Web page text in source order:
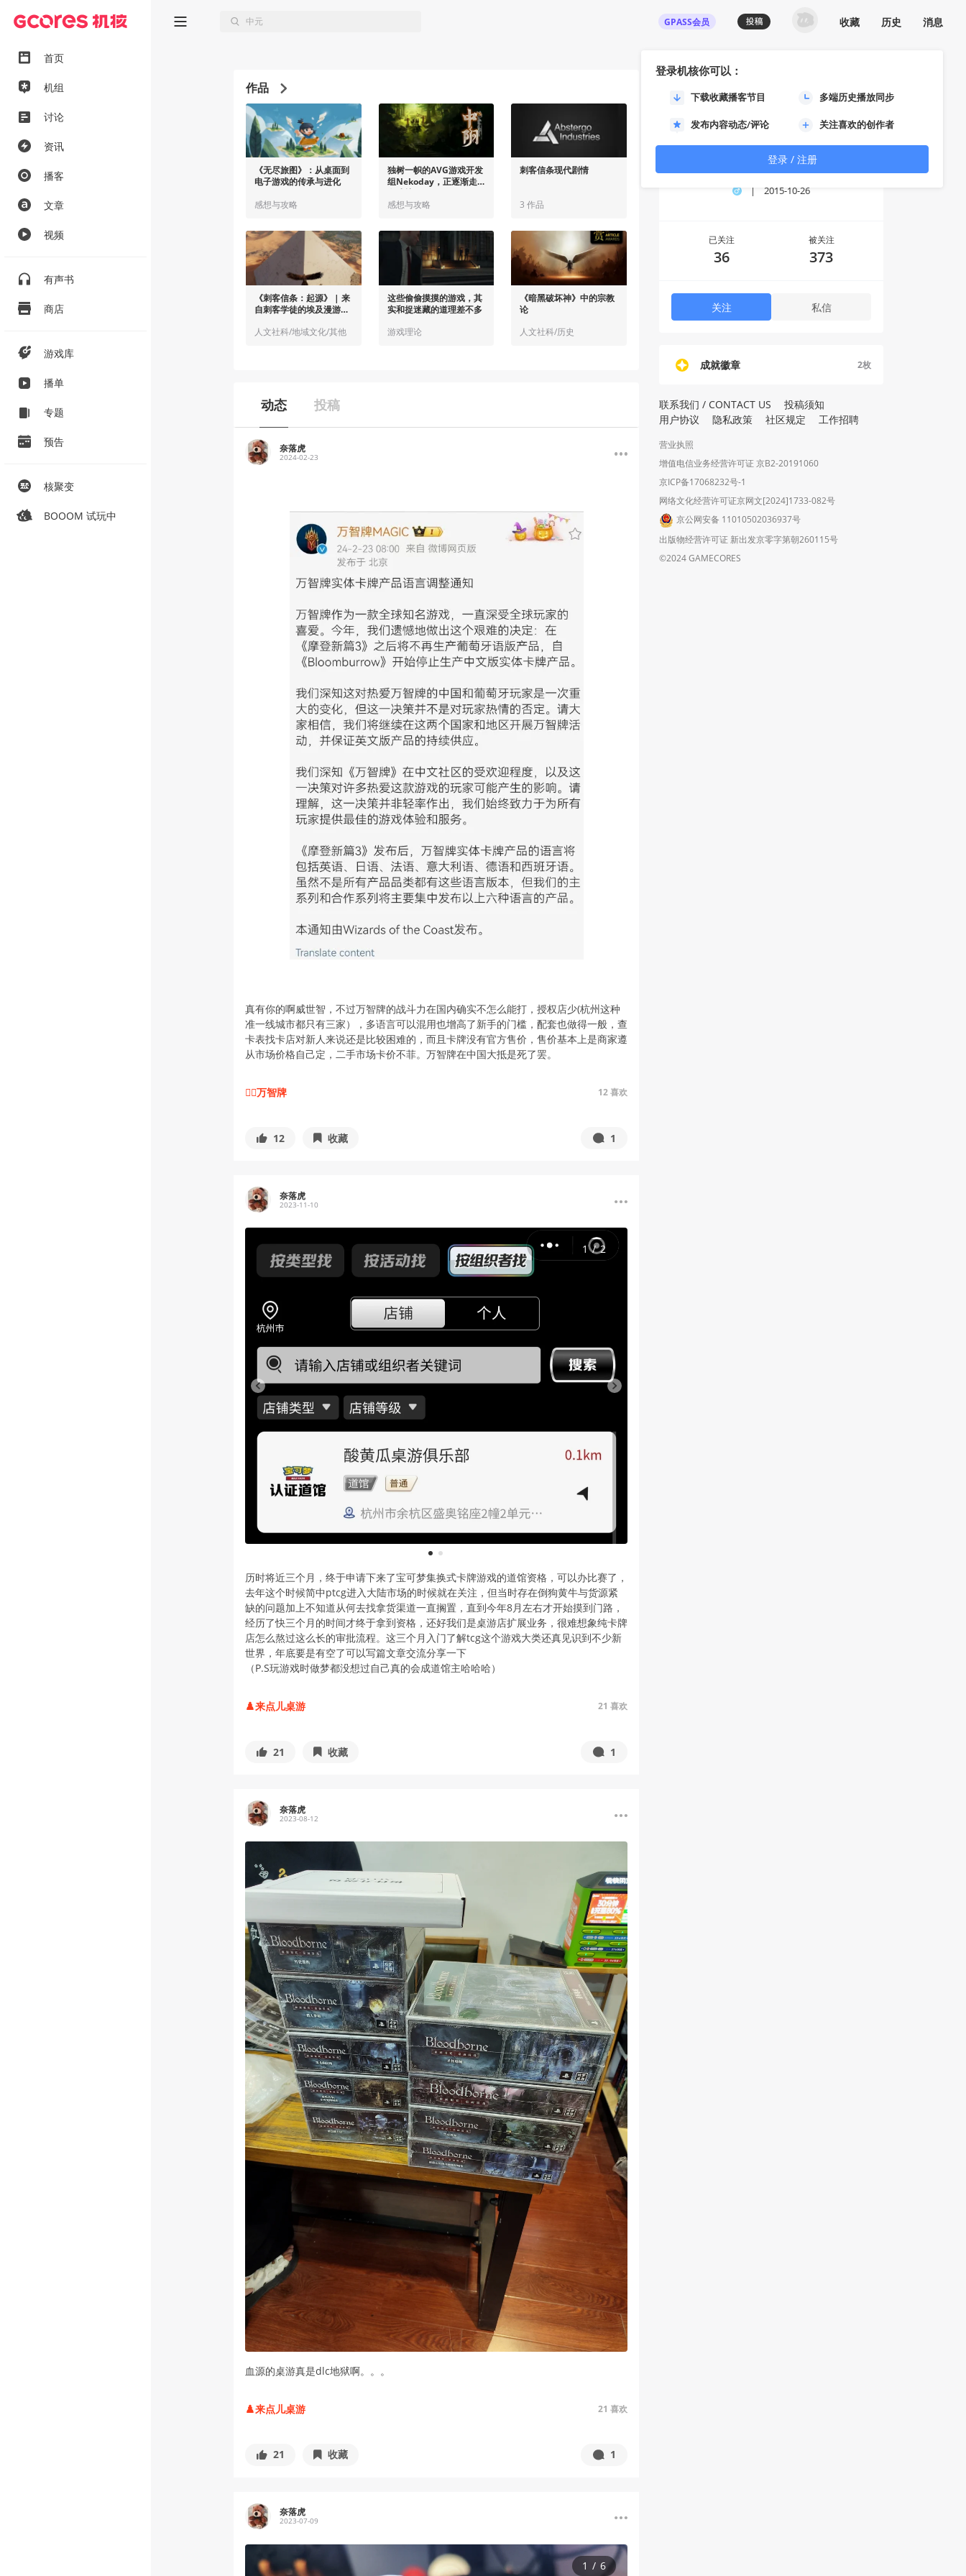
首页
机组
讨论
资讯
播客
文章
视频
有声书
商店
游戏库
播单
专题
预告
核聚变
BOOOM 试玩中
GPASS会员
登录机核你可以：
下载收藏播客节目 多端历史播放同步
发布内容动态/评论 关注喜欢的创作者
登录 / 注册
收藏 历史 消息
作品
《无尽旅图》：从桌面到
电子游戏的传承与进化
感想与攻略
独树一帜的AVG游戏开发
组Nekoday，正逐渐走
感想与攻略
刺客信条现代剧情
3 作品
《刺客信条：起源》 | 来
自刺客学徒的埃及漫游指
人文社科/地域文化/其他
这些偷偷摸摸的游戏，其
实和捉迷藏的道理差不多
游戏理论
《暗黑破坏神》中的宗教
论
人文社科/历史
动态 投稿
奈落虎
2024-02-23
真有你的啊威世智，不过万智牌的战斗力在国内确实不怎么能打，授权店少(杭州这种
准一线城市都只有三家），多语言可以混用也增高了新手的门槛，配套也做得一般，查
卡表找卡店对新人来说还是比较困难的，而且卡牌没有官方售价，售价基本上是商家遵
从市场价格自己定，二手市场卡价不菲。万智牌在中国大抵是死了罢。
🧙‍♀️万智牌 12喜欢
12 收藏 1
奈落虎
2023-11-10
1 2
1 /2
历时将近三个月，终于申请下来了宝可梦集换式卡牌游戏的道馆资格，可以办比赛了，
去年这个时候简中ptcg进入大陆市场的时候就在关注，但当时存在倒狗黄牛与货源紧
缺的问题加上不知道从何去找拿货渠道一直搁置，直到今年8月左右才开始摸到门路，
经历了快三个月的时间才终于拿到资格，还好我们是桌游店扩展业务，很难想象纯卡牌
店怎么熬过这么长的审批流程。这三个月入门了解tcg这个游戏大类还真见识到不少新
世界，年底要是有空了可以写篇文章交流分享一下
（P.S玩游戏时做梦都没想过自己真的会成道馆主哈哈哈）
♟️来点儿桌游 21 喜欢
21 收藏 1
奈落虎
2023-08-12
血源的桌游真是dlc地狱啊。。。
♟️来点儿桌游 21 喜欢
21 收藏 1
奈落虎
2023-07-09
1 / 6
奈落虎
| 2015-10-26
已关注
36
被关注
373
关注 私信
成就徽章 2枚
联系我们 / CONTACT US
投稿须知
用户协议
隐私政策 社区规定 工作招聘
营业执照
增值电信业务经营许可证 京B2-20191060
京ICP备17068232号-1
网络文化经营许可证京网文[2024]1733-082号
京公网安备 11010502036937号
出版物经营许可证 新出发京零字第朝260115号
©2024 GAMECORES